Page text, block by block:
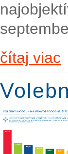
čítaj viac